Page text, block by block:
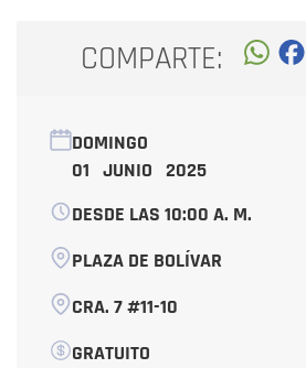
COMPARTE:
DOMINGO
01 JUNIO 2025
DESDE LAS 10:00 A. M.
PLAZA DE BOLÍVAR
CRA. 7 #11-10
GRATUITO